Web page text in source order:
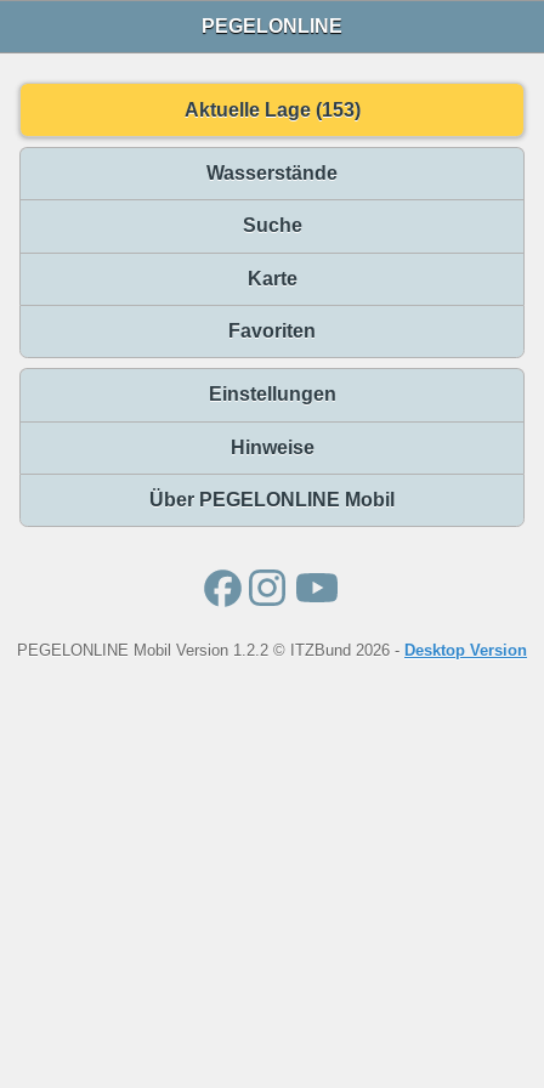
PEGELONLINE
Aktuelle Lage (153)
Wasserstände
Suche
Karte
Favoriten
Einstellungen
Hinweise
Über PEGELONLINE Mobil
PEGELONLINE Mobil Version 1.2.2 © ITZBund 2026 - Desktop Version